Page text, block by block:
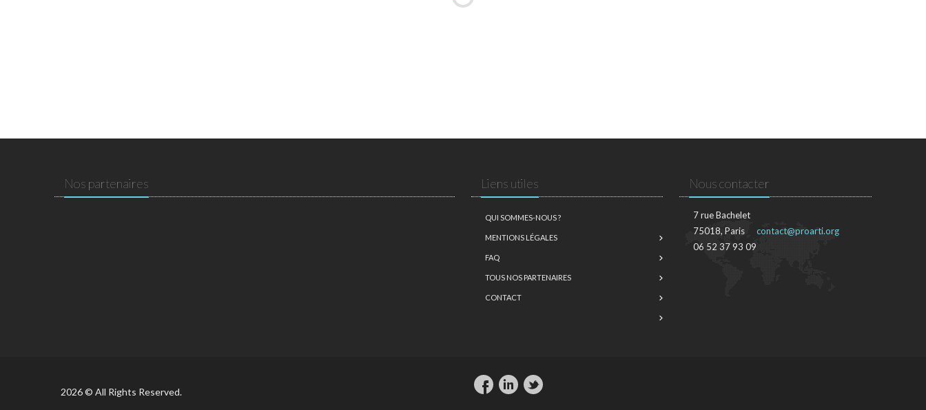
Nos partenaires Liens utiles
QUI SOMMES-NOUS ?
MENTIONS LÉGALES
FAQ
TOUS NOS PARTENAIRES
CONTACT
Nous contacter
7 rue Bachelet
75018, Paris
06 52 37 93 09
contact@proarti.org
2026 © All Rights Reserved.